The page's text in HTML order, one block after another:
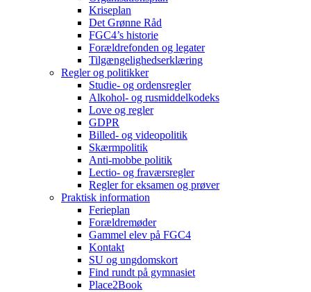
Kriseplan
Det Grønne Råd
FGC4’s historie
Forældrefonden og legater
Tilgængelighedserklæring
Regler og politikker
Studie- og ordensregler
Alkohol- og rusmiddelkodeks
Love og regler
GDPR
Billed- og videopolitik
Skærmpolitik
Anti-mobbe politik
Lectio- og fraværsregler
Regler for eksamen og prøver
Praktisk information
Ferieplan
Forældremøder
Gammel elev på FGC4
Kontakt
SU og ungdomskort
Find rundt på gymnasiet
Place2Book